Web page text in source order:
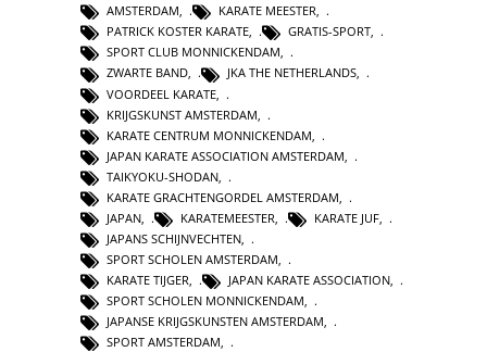
AMSTERDAM, KARATE MEESTER,
PATRICK KOSTER KARATE, GRATIS-SPORT,
SPORT CLUB MONNICKENDAM,
ZWARTE BAND, JKA THE NETHERLANDS,
VOORDEEL KARATE
KRIJGSKUNST AMSTERDAM
KARATE CENTRUM MONNICKENDAM
JAPAN KARATE ASSOCIATION AMSTERDAM
TAIKYOKU-SHODAN
KARATE GRACHTENGORDEL AMSTERDAM
JAPAN
KARATEMEESTER KARATE JUF
JAPANS SCHIJNVECHTEN
SPORT SCHOLEN AMSTERDAM,
KARATE TIJGER, JAPAN KARATE ASSOCIATION,
SPORT SCHOLEN MONNICKENDAM,
JAPANSE KRIJGSKUNSTEN AMSTERDAM,
SPORT AMSTERDAM,